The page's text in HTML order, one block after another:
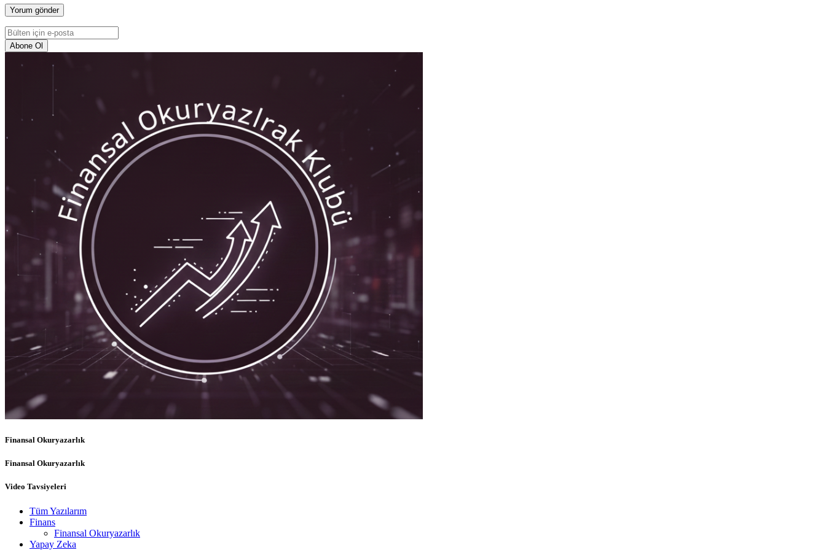
Abone Ol
Finansal Okuryazarlık
Finansal Okuryazarlık
Video Tavsiyeleri
Tüm Yazılarım
Finans
Finansal Okuryazarlık
Yapay Zeka